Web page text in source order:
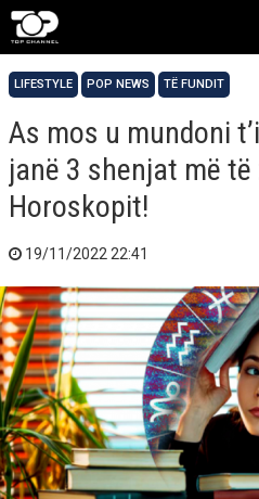
LIFESTYLE POP NEWS TË FUNDIT
As mos u mundoni
janë 3 shenjat më
Horoskopit!
19/11/2022 22:41